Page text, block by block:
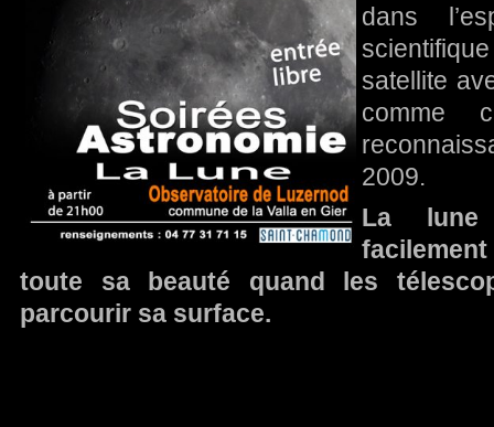
dans
satellite
comme
2009.
La lune
toute sa beauté quand les
parcourir sa surface.